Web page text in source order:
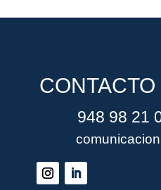
CONTACTO
948 98 21